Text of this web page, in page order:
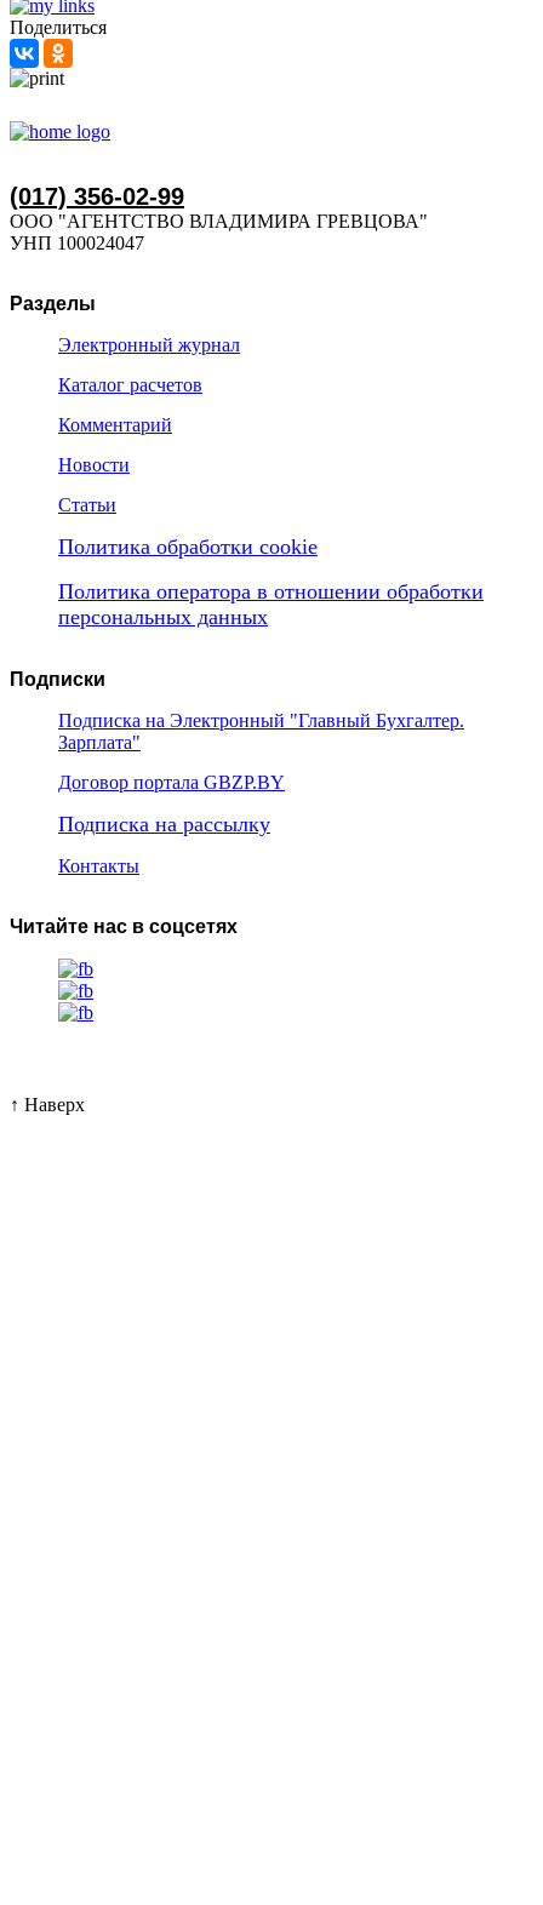
Поделиться
(017) 356-02-99
ООО "АГЕНТСТВО ВЛАДИМИРА ГРЕВЦОВА"
УНП 100024047
Разделы
Электронный журнал
Каталог расчетов
Комментарий
Новости
Статьи
Политика обработки cookie
Политика оператора в отношении обработки
персональных данных
Подписки
Подписка на Электронный "Главный Бухгалтер.
Зарплата"
Договор портала GBZP.BY
Подписка на рассылку
Контакты
Читайте нас в соцсетях
↑ Наверх